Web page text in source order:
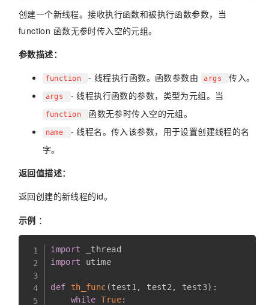
创建一个新线程。接收执行函数和被执行函数参数，当
function 函数无参时传入空的元组。
参数描述：
function - 线程执行函数。函数参数由 args 传入。
args - 线程执行函数的参数，类型为元组。当
function 函数无参时传入空的元组。
name
- 线程名。传入该参数，用于设置创建线程的名
字。
返回值描述：
返回创建的新线程的id。
示例 ：
import
import
utime
def th_func (test1 , test2 , test3) :
while True: